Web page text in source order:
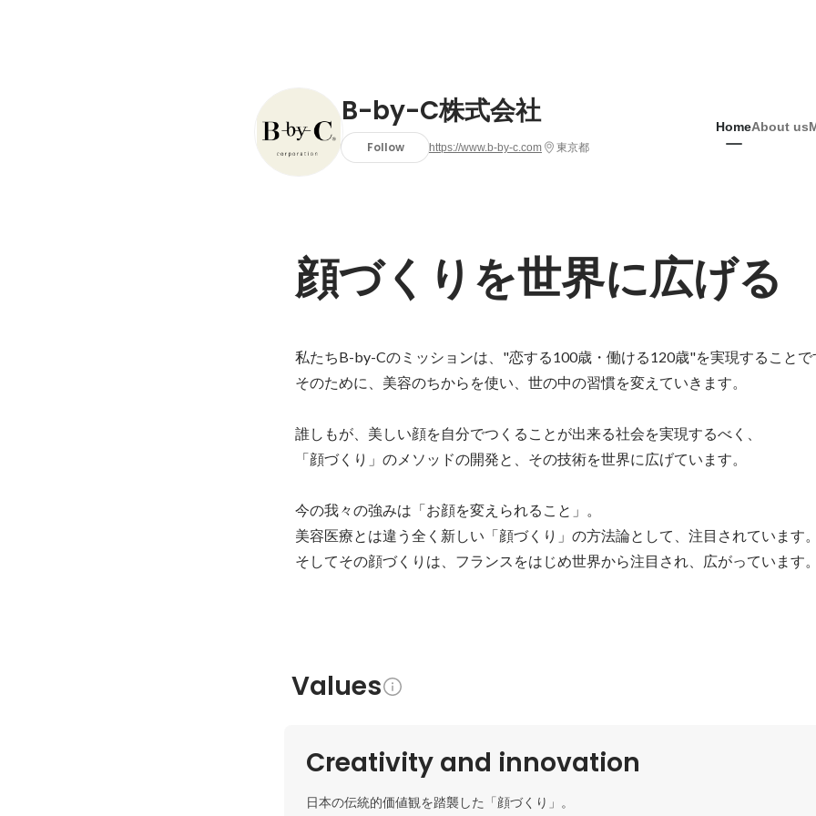
B-by-C株式会社
Follow https://www.b-by-c.com 東京都
HomeAbout us
顔づくりを世界に広げる
私たちB-by-Cのミッションは、"恋する100歳・働ける120歳"を実現することで
そのために、美容のちからを使い、世の中の習慣を変えていきます。
誰しもが、美しい顔を自分でつくることが出来る社会を実現するべく、
「顔づくり」のメソッドの開発と、その技術を世界に広げています。
今の我々の強みは「お顔を変えられること」。
美容医療とは違う全く新しい「顔づくり」の方法論として、注目されています
そしてその顔づくりは、フランスをはじめ世界から注目され、広がっています
Values
Creativity and innovation
日本の伝統的価値観を踏襲した「顔づくり」。